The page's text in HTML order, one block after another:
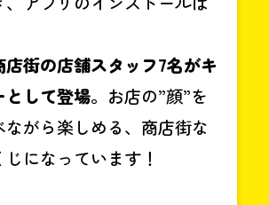
店街の店舗スタッフ7名がキ
として登場。お店の”顔”を
がら楽しめる、商店街な
じになっています！